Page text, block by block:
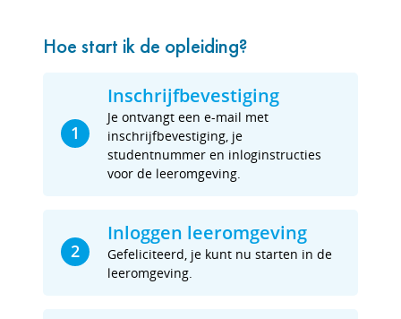
Hoe start ik de opleiding?
1
Inschrijfbevestiging
Je ontvangt een e-mail met
inschrijfbevestiging, je
studentnummer en inloginstructies
voor de leeromgeving.
2
Inloggen leeromgeving
Gefeliciteerd, je kunt nu starten in de
leeromgeving.